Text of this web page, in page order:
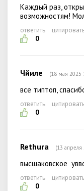
Каждый раз,
возможностям!
ответить
0
Чйиле (18 мая 2025
все типтоп,
ответить
0
Rethura (13 апреля
высшаковское
ответить
0